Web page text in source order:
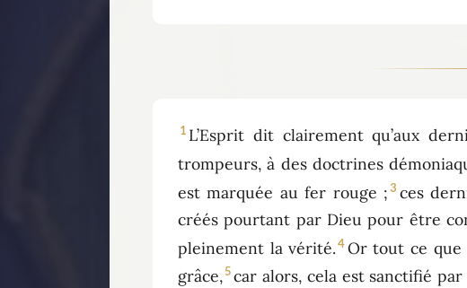
1 L’Esprit dit clairement qu’aux
trompeurs, à des doctrines
est marquée au fer rouge ;3 ces
créés pourtant par Dieu pour être
pleinement la vérité.4Or tout ce que
grâce,5 car alors, cela est sanctifié